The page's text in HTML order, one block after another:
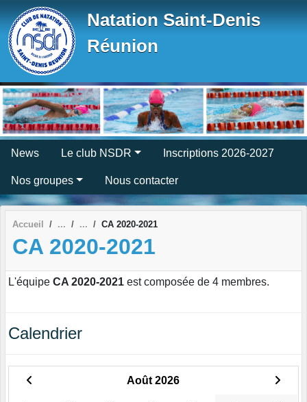
Natation Saint-Denis
Réunion
News Le club NSDR Inscriptions 2026-2027
Nos groupes Nous contacter
Accueil CA 2020-2021
CA 2020-2021
L'équipe CA 2020-2021 est composée de 4 membres.
Calendrier
Août 2026
Panneau de gestion des cookies